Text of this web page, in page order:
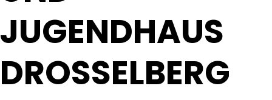
JUGENDHAUS
DROSSELBERG